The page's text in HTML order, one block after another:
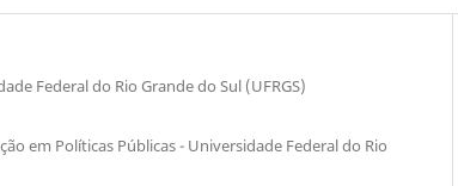
Federal do Rio Grande do Sul (UFRGS)
em Políticas Públicas - Universidade Federal do Rio